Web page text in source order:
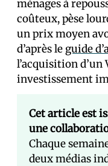
ménages à
coûteux, pèse
un prix moyen
d’après le guide
l’acquisition d’un
investissement
Cet article est
une
Chaque
deux médias